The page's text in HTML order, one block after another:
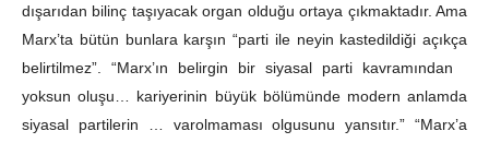
dışarıdan bilinç taşıyacak organ olduğu ortaya çıkmaktadır. Ama
Marx’ta bütün bunlara karşın “parti ile neyin kastedildiği açıkça
belirtilmez”. “Marx’ın belirgin bir siyasal parti kavramından
yoksun oluşu… kariyerinin büyük bölümünde modern anlamda
siyasal partilerin … varolmaması olgusunu yansıtır.” “Marx’a